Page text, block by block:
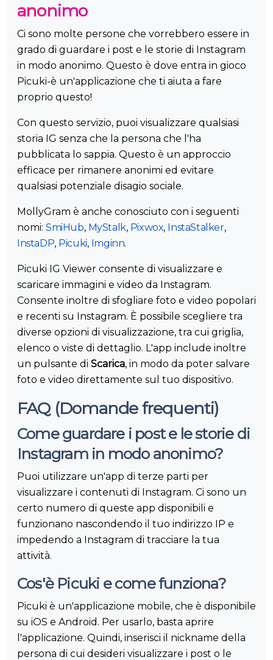
anonimo
Ci sono molte persone che vorrebbero essere in
grado di guardare i post e le storie di Instagram
in modo anonimo. Questo è dove entra in gioco
Picuki-è un'applicazione che ti aiuta a fare
proprio questo!
Con questo servizio, puoi visualizzare qualsiasi
storia IG senza che la persona che l'ha
pubblicata lo sappia. Questo è un approccio
efficace per rimanere anonimi ed evitare
qualsiasi potenziale disagio sociale.
MollyGram è anche conosciuto con i seguenti
nomi: SmiHub, MyStalk, Pixwox, InstaStalker,
InstaDP, Picuki, Imginn.
Picuki IG Viewer consente di visualizzare e
scaricare immagini e video da Instagram.
Consente inoltre di sfogliare foto e video popolari
e recenti su Instagram. È possibile scegliere tra
diverse opzioni di visualizzazione, tra cui griglia,
elenco o viste di dettaglio. L'app include inoltre
un pulsante di Scarica, in modo da poter salvare
foto e video direttamente sul tuo dispositivo.
FAQ (Domande frequenti)
Come guardare i post e le storie di
Instagram in modo anonimo?
Puoi utilizzare un'app di terze parti per
visualizzare i contenuti di Instagram. Ci sono un
certo numero di queste app disponibili e
funzionano nascondendo il tuo indirizzo IP e
impedendo a Instagram di tracciare la tua
attività.
Cos'è Picuki e come funziona?
Picuki è un'applicazione mobile, che è disponibile
su iOS e Android. Per usarlo, basta aprire
l'applicazione. Quindi, inserisci il nickname della
persona di cui desideri visualizzare i post o le